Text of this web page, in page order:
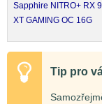
Sapphire NITRO+ RX
XT GAMING OC 16G
Tip pro